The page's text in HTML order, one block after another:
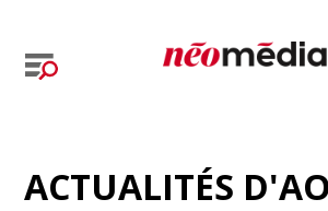
ACTUALITÉS